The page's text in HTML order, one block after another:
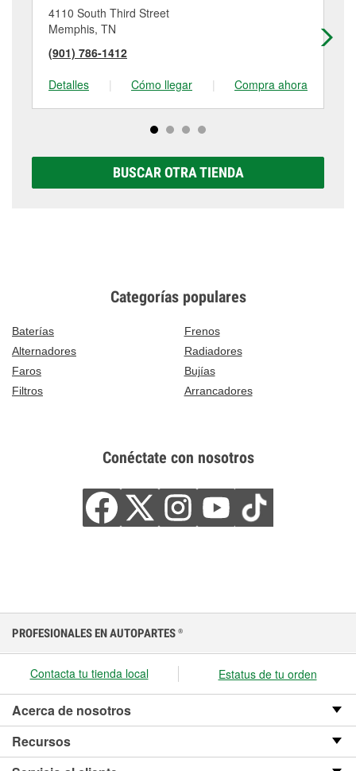
4110 South Third Street
Memphis, TN
(901) 786-1412
Detalles
| Cómo llegar | Compra ahora
BUSCAR OTRA TIENDA
Categorías populares
Baterías
Frenos
Alternadores
Radiadores
Faros
Bujías
Filtros
Arrancadores
Conéctate con nosotros
PROFESIONALES EN AUTOPARTES ®
Contacta tu tienda local Estatus de tu orden
Acerca de nosotros
Recursos